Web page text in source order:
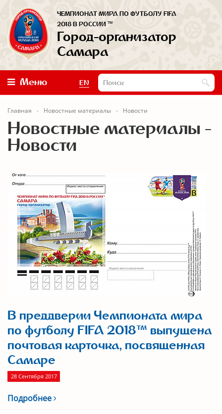
ЧЕМПИОНАТ МИРА ПО ФУТБОЛУ FIFA
2018 В РОССИИ ™
Город-организатор
Самара
Меню EN
Главная Новостные материалы Новости
Новостные материалы -
Новости
В преддверии Чемпионата мира
по футболу FIFA 2018™ выпущена
почтовая карточка, посвященная
Самаре
28 Сентября 2017
Подробнее